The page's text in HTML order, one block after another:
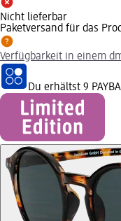
Nicht lieferbar
Paketversand für das
Verfügbarkeit in einem
Du erhältst 9